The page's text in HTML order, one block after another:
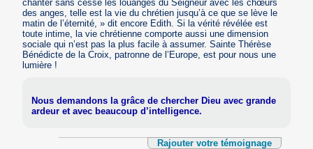
chanter sans cesse les louanges du Seigneur avec les chœurs
des anges, telle est la vie du chrétien jusqu’à ce que se lève le
matin de l’éternité, » dit encore Edith. Si la vérité révélée est
toute intime, la vie chrétienne comporte aussi une dimension
sociale qui n’est pas la plus facile à assumer. Sainte Thérèse
Bénédicte de la Croix, patronne de l’Europe, est pour nous une
lumière !
Nous demandons la grâce de chercher Dieu avec grande
ardeur et avec beaucoup d’intelligence.
Rajouter votre témoignage